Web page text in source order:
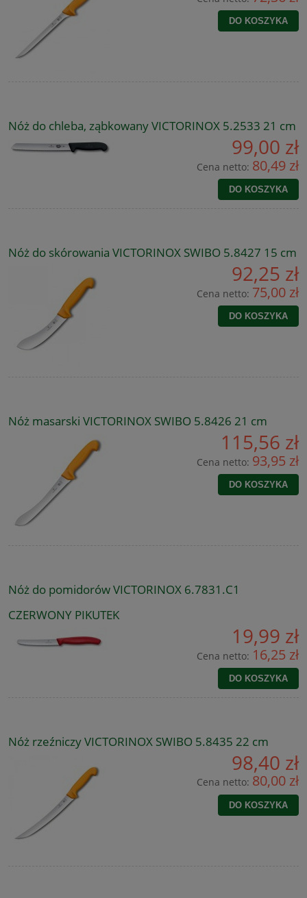
DO KOSZYKA
Nóż do chleba, ząbkowany VICTORINOX 5.2533 21 cm
99,00 zł
Cena netto: 80,49 zł
DO KOSZYKA
Nóż do skórowania VICTORINOX SWIBO 5.8427 15 cm
92,25 zł
Cena netto: 75,00 zł
DO KOSZYKA
Nóż masarski VICTORINOX SWIBO 5.8426 21 cm
115,56 zł
Cena netto: 93,95 zł
DO KOSZYKA
Nóż do pomidorów VICTORINOX 6.7831.C1
CZERWONY PIKUTEK
19,99 zł
Cena netto: 16,25 zł
DO KOSZYKA
Nóż rzeźniczy VICTORINOX SWIBO 5.8435 22 cm
98,40 zł
Cena netto: 80,00 zł
DO KOSZYKA